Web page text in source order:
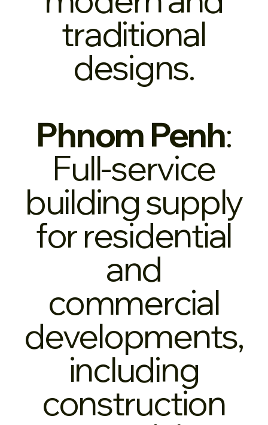
traditional
designs.
Phnom Penh:
Full-service
building supply
for residential
and
commercial
developments,
including
construction